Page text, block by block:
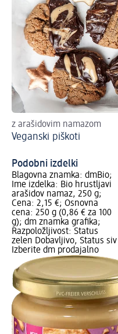
z arašidovim namazom
Veganski piškoti
Podobni izdelki
Blagovna znamka: dmBio;
Ime izdelka: Bio hrustljavi
arašidov namaz, 250 g;
Cena: 2,15 €; Osnovna
cena: 250 g (0,86 € za 100
g); dm znamka grafika;
Razpoložljivost: Status
zelen Dobavljivo, Status siv
Izberite dm prodajalno